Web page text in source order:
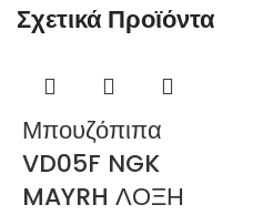
Σχετικά Προϊόντα
Μπουζόπιπα
VD05F NGK
MAYRH ΛΟΞΗ